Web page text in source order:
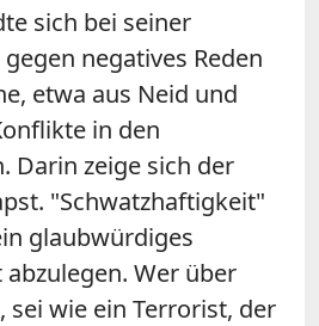
sich bei seiner
negatives Reden
etwa aus Neid und
in den
Darin zeige sich der
"Schwatzhaftigkeit"
glaubwürdiges
Wer über
sei wie ein Terrorist, der